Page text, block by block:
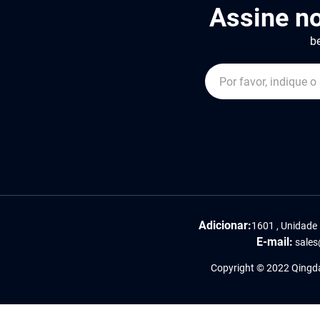
Assine
Adicionar:1601 ,
E-mail:
Copyright © 2022